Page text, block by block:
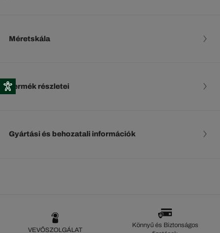
Méretskála
Termék részletei
Gyártási és behozatali információk
VEVŐSZOLGÁLAT
Könnyű és Biztonságos